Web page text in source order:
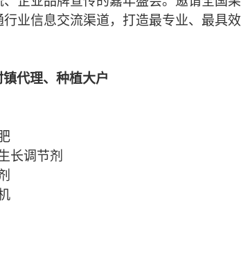
业信息交流渠道，打造最专业、最具
代理、种植大户
长调节剂